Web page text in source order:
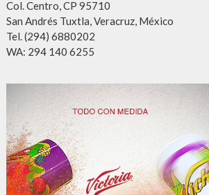
Col. Centro, CP 95710
San Andrés Tuxtla, Veracruz, México
Tel. (294) 6880202
WA: 294 140 6255